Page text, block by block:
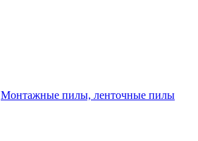
Монтажные пилы, ленточные пилы